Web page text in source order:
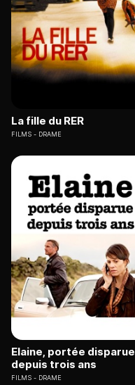
La fille du RER
FILMS DRAME
Elaine, portée disparue
depuis trois ans
FILMS DRAME